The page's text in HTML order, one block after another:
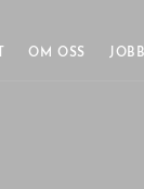
OM OSS